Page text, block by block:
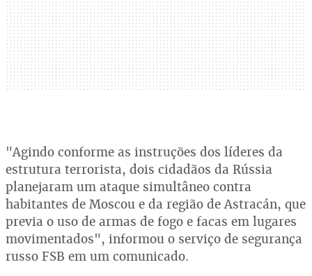
"Agindo conforme as instruções dos líderes da
estrutura terrorista, dois cidadãos da Rússia
planejaram um ataque simultâneo contra
habitantes de Moscou e da região de Astracán, que
previa o uso de armas de fogo e facas em lugares
movimentados", informou o serviço de segurança
russo FSB em um comunicado.